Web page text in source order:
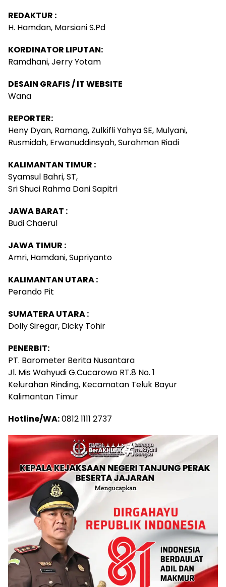
REDAKTUR :
H. Hamdan, Marsiani S.Pd
KORDINATOR LIPUTAN:
Ramdhani, Jerry Yotam
DESAIN GRAFIS / IT WEBSITE
Wana
REPORTER:
Heny Dyan, Ramang, Zulkifli Yahya SE, Mulyani,
Rusmidah, Erwanuddinsyah, Surahman Riadi
KALIMANTAN TIMUR :
Syamsul Bahri, ST,
Sri Shuci Rahma Dani Sapitri
JAWA BARAT :
Budi Chaerul
JAWA TIMUR :
Amri, Hamdani, Supriyanto
KALIMANTAN UTARA :
Perando Pit
SUMATERA UTARA :
Dolly Siregar, Dicky Tohir
PENERBIT:
PT. Barometer Berita Nusantara
Jl. Mis Wahyudi G.Cucarowo RT.8 No. 1
Kelurahan Rinding, Kecamatan Teluk Bayur
Kalimantan Timur
Hotline/WA:0812 1111 2737